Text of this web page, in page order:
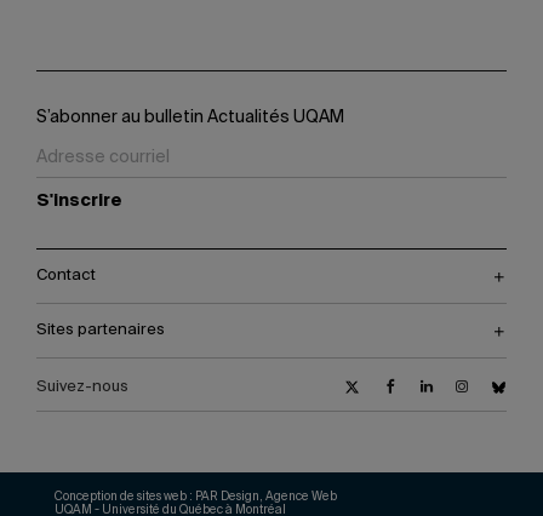
S’abonner au bulletin Actualités UQAM
S'inscrire
Contact
Sites partenaires
Suivez-nous
UQAM - Université du Québec à Montréal
Conception de sites web : PAR Design, Agence Web